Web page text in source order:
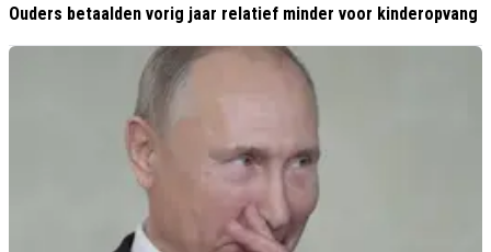
Ouders betaalden vorig jaar relatief minder voor kinderopvang